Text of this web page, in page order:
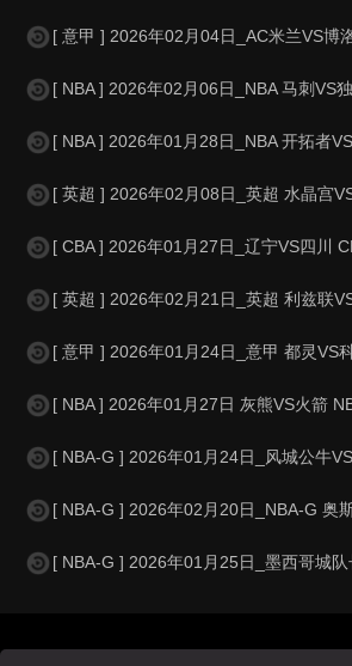
[ 意甲 ] 2026年02月04日_AC米兰VS博洛尼亚 意
[ NBA ] 2026年02月06日_NBA 马刺VS独行侠录
[ NBA ] 2026年01月28日_NBA 开拓者VS奇才录
[ 英超 ] 2026年02月08日_英超 水晶宫VS布莱顿
[ CBA ] 2026年01月27日_辽宁VS四川 CBA录像_
[ 英超 ] 2026年02月21日_英超 利兹联VS阿斯顿维
[ 意甲 ] 2026年01月24日_意甲 都灵VS科莫录像_全
[ NBA ] 2026年01月27日 灰熊VS火箭 NBA_全场
[ NBA-G ] 2026年01月24日_风城公牛VS韦斯特彻斯
[ NBA-G ] 2026年02月20日_NBA-G 奥斯汀马刺
[ NBA-G ] 2026年01月25日_墨西哥城队长VS南湾